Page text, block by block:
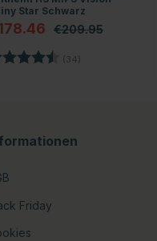
Star Schwarz
€209.95
(34)
Friday